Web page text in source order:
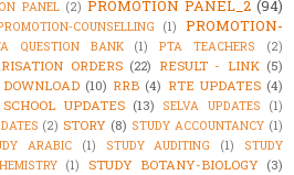
PANEL (2) PROMOTION PANEL_2 (94)
COUNSELLING (1)
PROMOTION-
QUESTION BANK (1) PTA TEACHERS
(2)
ORDERS (22) RESULT - LINK (5)
(10) RRB (4) RTE UPDATES (4)
SCHOOL UPDATES (13) SELVA UPDATES
(1)
(2) STORY (8) STUDY ACCOUNTANCY (1)
ARABIC (1) STUDY AUDITING (1)
STUDY
(1) STUDY BOTANY-BIOLOGY (3)